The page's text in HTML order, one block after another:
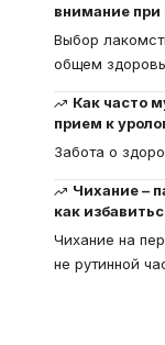
внимание при
Выбор
общем
Как часто
прием к
Забота о
Чихание –
как
Чихание на
не рутинной